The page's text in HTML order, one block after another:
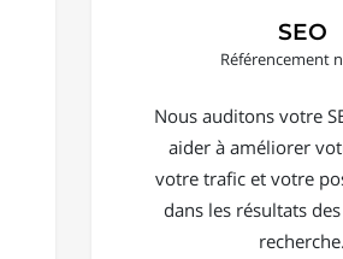
SEO
Référencement
Nous auditons votre
aider à améliorer
votre trafic et votre
dans les résultats
recherche.